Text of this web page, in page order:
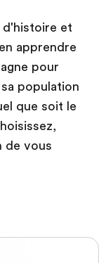
d'histoire et
apprendre
pour
population
que soit le
de vous